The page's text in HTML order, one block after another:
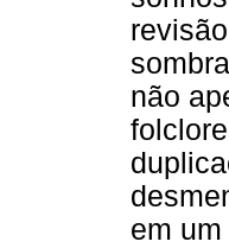
não
em